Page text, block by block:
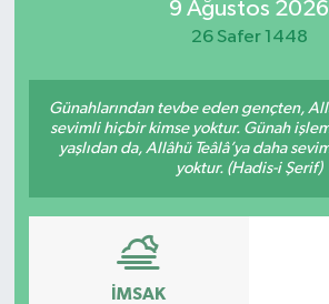
9 Ağustos 2026
26 Safer 1448
Günahlarından tevbe eden gençten,
sevimli hiçbir kimse yoktur. Günah
yaşlıdan da, Allâhü Teâlâ’ya daha
yoktur. (Hadis-i Şerif)
İMSAK